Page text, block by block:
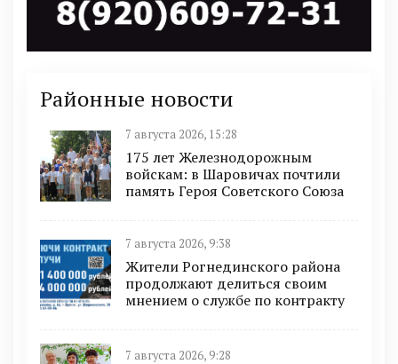
Районные новости
7 августа 2026, 15:28
175 лет Железнодорожным
войскам: в Шаровичах почтили
память Героя Советского Союза
7 августа 2026, 9:38
Жители Рогнединского района
продолжают делиться своим
мнением о службе по контракту
7 августа 2026, 9:28